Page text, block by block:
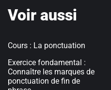
Voir aussi
Cours : La ponctuation
Exercice fondamental :
Connaître les marques de
ponctuation de fin de